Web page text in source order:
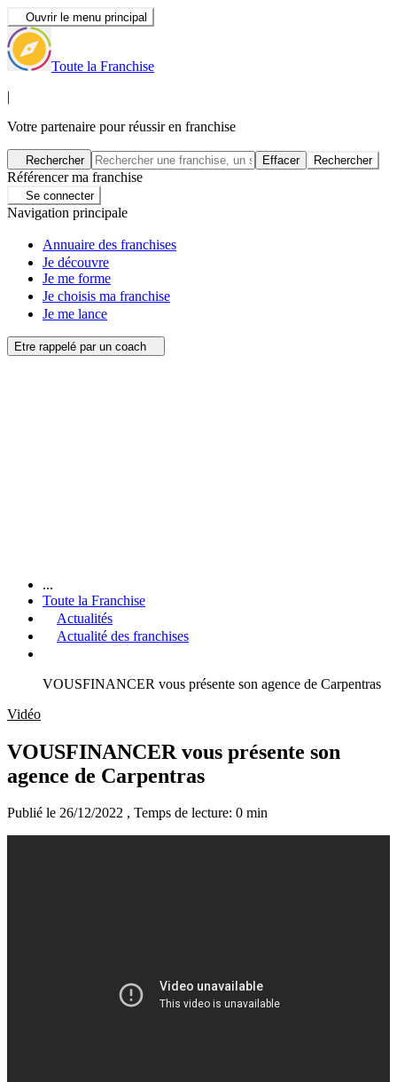
Ouvrir le menu principal
Toute la Franchise
|
Votre partenaire pour réussir en franchise
Rechercher Effacer Rechercher
Référencer ma franchise
Se connecter
Navigation principale
Annuaire des franchises
Je découvre
Je me forme
Je choisis ma franchise
Je me lance
Etre rappelé par un coach
...
Toute la Franchise
Actualités
Actualité des franchises
VOUSFINANCER vous présente son agence de Carpentras
Vidéo
VOUSFINANCER vous présente son
agence de Carpentras
Publié le 26/12/2022 , Temps de lecture: 0 min